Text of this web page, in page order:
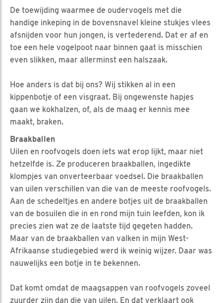
De toewijding waarmee de oudervogels met die
handige inkeping in de bovensnavel kleine stukjes vlees
afsnijden voor hun jongen, is vertederend. Dat er af en
toe een hele vogelpoot naar binnen gaat is misschien
even slikken, maar allerminst een halszaak.
Hoe anders is dat bij ons? Wij stikken al in een
kippenbotje of een visgraat. Bij ongewenste hapjes
gaan we kokhalzen, of, als de maag er kennis mee
maakt, braken.
Braakballen
Uilen en roofvogels doen iets wat erop lijkt, maar niet
hetzelfde is. Ze produceren braakballen, ingedikte
klompjes van onverteerbaar voedsel. Die braakballen
van uilen verschillen van die van de meeste roofvogels.
Aan de schedeltjes en andere botjes uit de braakballen
van de bosuilen die in en rond mijn tuin leefden, kon ik
precies zien wat ze de laatste tijd gegeten hadden.
Maar van de braakballen van valken in mijn West-
Afrikaanse studiegebied werd ik weinig wijzer. Daar was
nauwelijks een botje in te bekennen.
Dat komt omdat de maagsappen van roofvogels zoveel
zuurder zijn dan die van uilen. En dat verklaart ook